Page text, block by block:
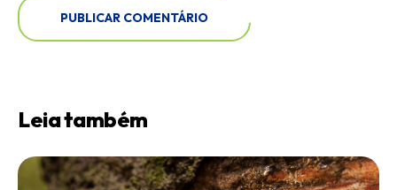
Leia também